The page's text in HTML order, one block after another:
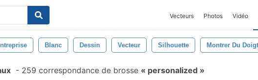
Vecteurs Photos Vidéo
Blanc Dessin Vecteur Silhouette Montrer Du Doigt
- 259 correspondance de brosse personalized